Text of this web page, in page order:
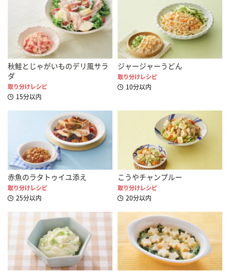
秋鮭とじゃがいものデリ風サラ
ダ
取り分けレシピ
15分以内
ジャージャーうどん
取り分けレシピ
10分以内
赤魚のラタトゥイユ添え
取り分けレシピ
25分以内
こうやチャンプルー
取り分けレシピ
20分以内